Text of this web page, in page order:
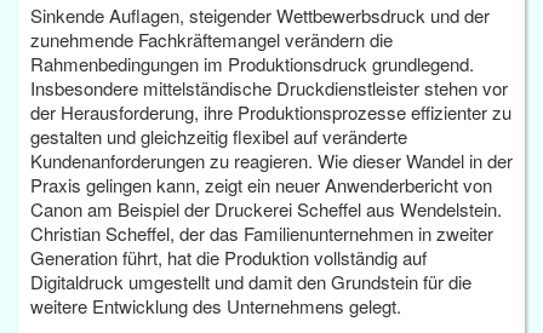
Sinkende Auflagen, steigender Wettbewerbsdruck und der
zunehmende Fachkräftemangel verändern die
Rahmenbedingungen im Produktionsdruck grundlegend.
Insbesondere mittelständische Druckdienstleister stehen vor
der Herausforderung, ihre Produktionsprozesse effizienter zu
gestalten und gleichzeitig flexibel auf veränderte
Kundenanforderungen zu reagieren. Wie dieser Wandel in der
Praxis gelingen kann, zeigt ein neuer Anwenderbericht von
Canon am Beispiel der Druckerei Scheffel aus Wendelstein.
Christian Scheffel, der das Familienunternehmen in zweiter
Generation führt, hat die Produktion vollständig auf
Digitaldruck umgestellt und damit den Grundstein für die
weitere Entwicklung des Unternehmens gelegt.